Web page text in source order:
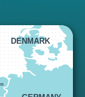
DENMARK